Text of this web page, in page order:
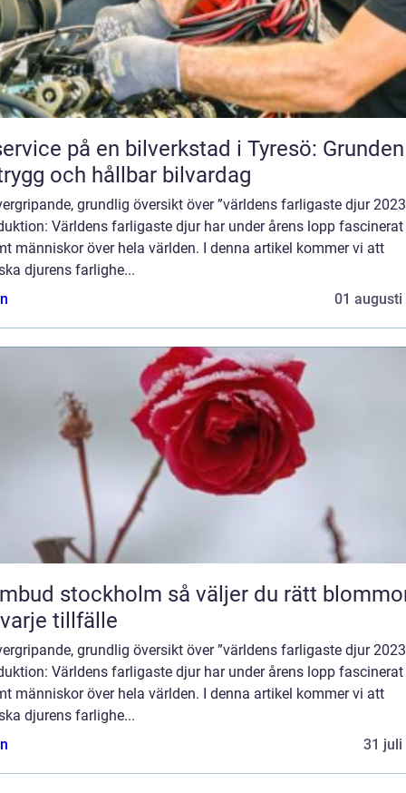
på en bilverkstad i Tyresö:
och hållbar bilvardag
grundlig översikt över ”världens farligaste djur
Världens farligaste djur har under årens lopp
människor över hela världen. I denna artikel kommer vi att
djurens farlighe...
01 augusti
stockholm så väljer du rätt blommor
tillfälle
grundlig översikt över ”världens farligaste djur
Världens farligaste djur har under årens lopp
människor över hela världen. I denna artikel kommer vi att
djurens farlighe...
31 juli